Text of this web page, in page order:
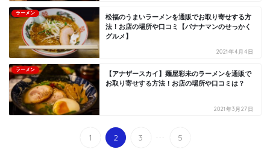
ラーメン
松福のうまいラーメンを通販でお取り寄せする方
法！お店の場所や口コミ【バナナマンのせっかく
グルメ】
2021年4月4日
ラーメン
【アナザースカイ】麺屋彩未のラーメンを通販で
お取り寄せする方法！お店の場所や口コミは？
2021年3月27日
1 2 3 ... 5